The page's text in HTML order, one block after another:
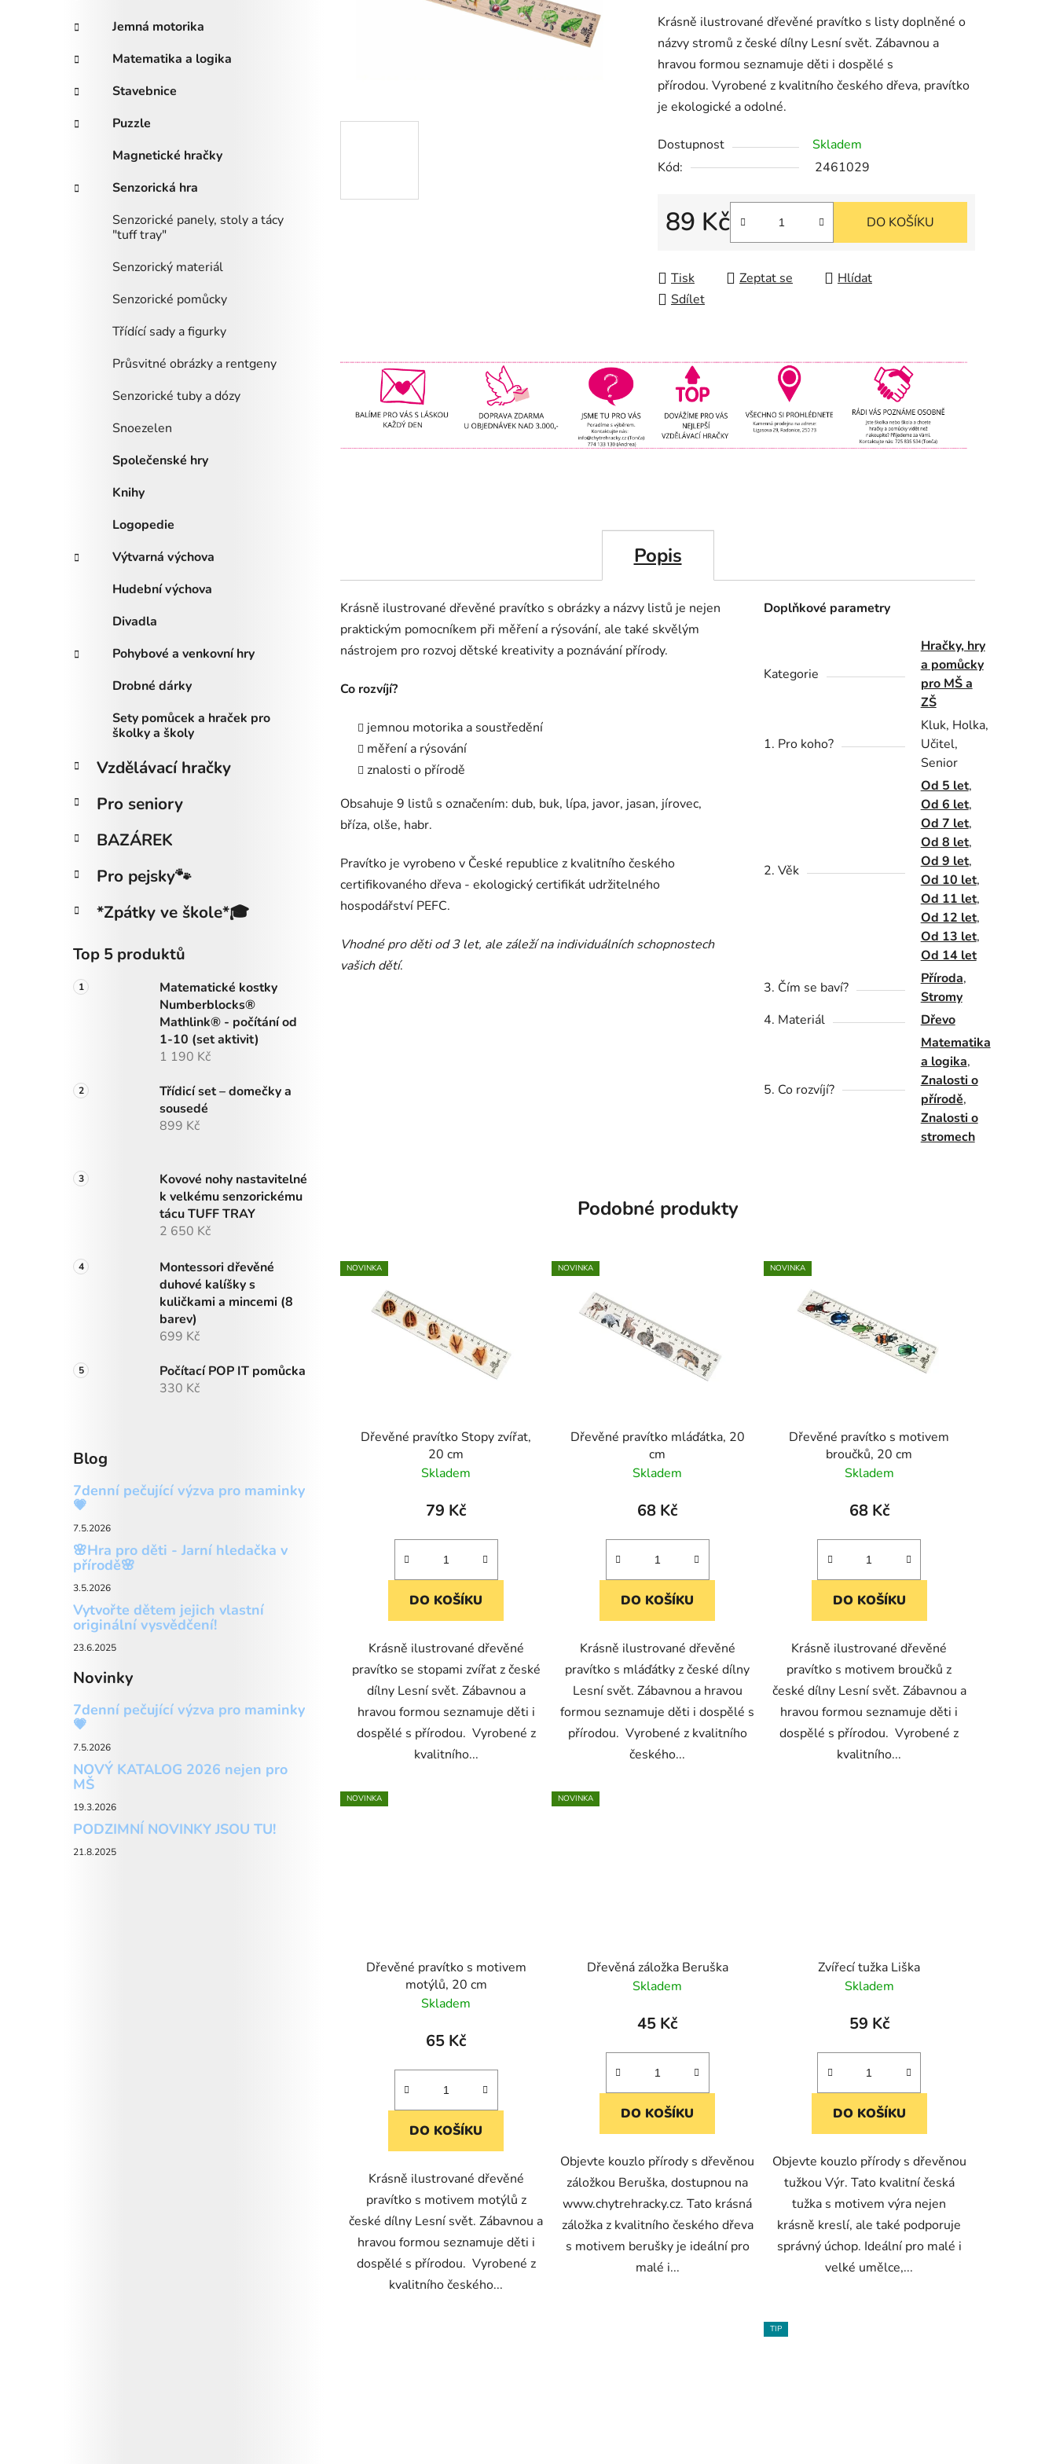
n
n
p
a
e
e
Jemná motorika
Matematika a logika
Stavebnice
Puzzle
Magnetické hračky
Senzorická hra
Senzorické panely, stoly a tácy
"tuff tray"
Senzorický materiál
Senzorické pomůcky
Třídící sady a figurky
Průsvitné obrázky a rentgeny
Senzorické tuby a dózy
Snoezelen
Společenské hry
Knihy
Logopedie
Výtvarná výchova
Hudební výchova
Divadla
Pohybové a venkovní hry
Drobné dárky
Sety pomůcek a hraček pro
školky a školy
Vzdělávací hračky
Pro seniory
BAZÁREK
Pro pejsky🐾
*Zpátky ve škole*🎓
Top 5 produktů
Matematické kostky
Numberblocks®
Mathlink® - počítání od
1-10 (set aktivit)
1 190 Kč
Třídicí set – domečky a
sousedé
899 Kč
Kovové nohy nastavitelné
k velkému senzorickému
tácu TUFF TRAY
2 650 Kč
Montessori dřevěné
duhové kalíšky s
kuličkami a mincemi (8
barev)
699 Kč
Počítací POP IT pomůcka
330 Kč
Blog
7denní pečující výzva pro maminky
💗
7.5.2026
🌸Hra pro děti - Jarní hledačka v
přírodě🌸
3.5.2026
Vytvořte dětem jejich vlastní
originální vysvědčení!
23.6.2025
Novinky
7denní pečující výzva pro maminky
💗
7.5.2026
NOVÝ KATALOG 2026 nejen pro
MŠ
19.3.2026
PODZIMNÍ NOVINKY JSOU TU!
21.8.2025
je
0,0
z
5
hvězdiček.
Krásně ilustrované dřevěné pravítko s listy doplněné o
názvy stromů z české dílny Lesní svět. Zábavnou a
hravou formou seznamuje děti i dospělé s
přírodou. Vyrobené z kvalitního českého dřeva, pravítko
je ekologické a odolné.
Dostupnost
Skladem
Kód:
2461029
89 Kč
Měrná cena:
DO KOŠÍKU
Tisk Zeptat se
Hlídat
Sdílet
Popis
Krásně ilustrované dřevěné pravítko s obrázky a názvy listů je nejen
praktickým pomocníkem při měření a rýsování, ale také skvělým
nástrojem pro rozvoj dětské kreativity a poznávání přírody.
Co rozvíjí?
jemnou motorika a soustředění
měření a rýsování
znalosti o přírodě
Obsahuje 9 listů s označením: dub, buk, lípa, javor, jasan, jírovec,
bříza, olše, habr.
Pravítko je vyrobeno v České republice z kvalitního českého
certifikovaného dřeva - ekologický certifikát udržitelného
hospodářství PEFC.
Vhodné pro děti od 3 let, ale záleží na individuálních schopnostech
vašich dětí.
Doplňkové parametry
Kategorie
Hračky, hry
a pomůcky
pro MŠ a
ZŠ
1. Pro koho?
Kluk, Holka,
Učitel,
Senior
2. Věk
Od 5 let,
Od 6 let,
Od 7 let,
Od 8 let,
Od 9 let,
Od 10 let,
Od 11 let,
Od 12 let,
Od 13 let,
Od 14 let
3. Čím se baví?
Příroda,
Stromy
4. Materiál
Dřevo
5. Co rozvíjí?
Matematika
a logika,
Znalosti o
přírodě,
Znalosti o
stromech
Podobné produkty
NOVINKA
Dřevěné pravítko Stopy zvířat,
20 cm
Skladem
79 Kč
DO KOŠÍKU
Krásně ilustrované dřevěné
pravítko se stopami zvířat z české
dílny Lesní svět. Zábavnou a
hravou formou seznamuje děti i
dospělé s přírodou. Vyrobené z
kvalitního...
NOVINKA
Dřevěné pravítko mláďátka, 20
cm
Skladem
68 Kč
DO KOŠÍKU
Krásně ilustrované dřevěné
pravítko s mláďátky z české dílny
Lesní svět. Zábavnou a hravou
formou seznamuje děti i dospělé s
přírodou. Vyrobené z kvalitního
českého...
NOVINKA
Dřevěné pravítko s motivem
broučků, 20 cm
Skladem
68 Kč
DO KOŠÍKU
Krásně ilustrované dřevěné
pravítko s motivem broučků z
české dílny Lesní svět. Zábavnou a
hravou formou seznamuje děti i
dospělé s přírodou. Vyrobené z
kvalitního...
NOVINKA
Dřevěné pravítko s motivem
motýlů, 20 cm
Skladem
65 Kč
DO KOŠÍKU
Krásně ilustrované dřevěné
pravítko s motivem motýlů z
české dílny Lesní svět. Zábavnou a
hravou formou seznamuje děti i
dospělé s přírodou. Vyrobené z
kvalitního českého...
NOVINKA
Dřevěná záložka Beruška
Skladem
45 Kč
DO KOŠÍKU
Objevte kouzlo přírody s dřevěnou
záložkou Beruška, dostupnou na
www.chytrehracky.cz. Tato krásná
záložka z kvalitního českého dřeva
s motivem berušky je ideální pro
malé i...
Zvířecí tužka Liška
Skladem
59 Kč
DO KOŠÍKU
Objevte kouzlo přírody s dřevěnou
tužkou Výr. Tato kvalitní česká
tužka s motivem výra nejen
krásně kreslí, ale také podporuje
správný úchop. Ideální pro malé i
velké umělce,...
TIP